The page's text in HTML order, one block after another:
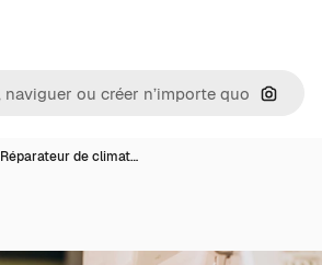
Réparateur de climat…